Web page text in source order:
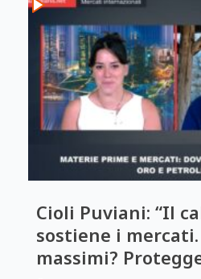
Cioli Puviani: “Il
sostiene i
massimi?